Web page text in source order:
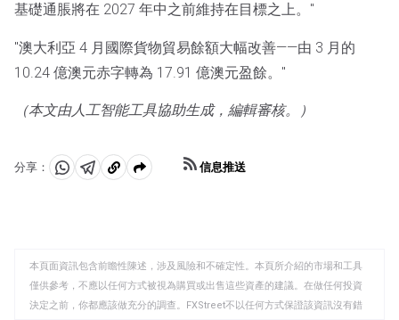
基礎通脹將在 2027 年中之前維持在目標之上。"
"澳大利亞 4 月國際貨物貿易餘額大幅改善——由 3 月的
10.24 億澳元赤字轉為 17.91 億澳元盈餘。"
（本文由人工智能工具協助生成，編輯審核。）
分享：
分 分 複
板
信息推送
本頁面資訊包含前瞻性陳述，涉及風險和不確定性。本頁所介紹的市場和工具
僅供參考，不應以任何方式被視為購買或出售這些資產的建議。在做任何投資
決定之前，你都應該做充分的調查。FXStreet不以任何方式保證該資訊沒有錯